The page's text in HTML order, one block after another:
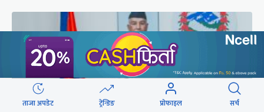
ताजा अपडेट ट्रेन्डिङ प्रोफाइल सर्च